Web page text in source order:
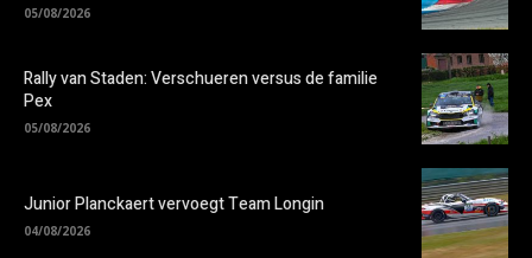
05/08/2026
Rally van Staden: Verschueren versus de familie
Pex
05/08/2026
Junior Planckaert vervoegt Team Longin
04/08/2026